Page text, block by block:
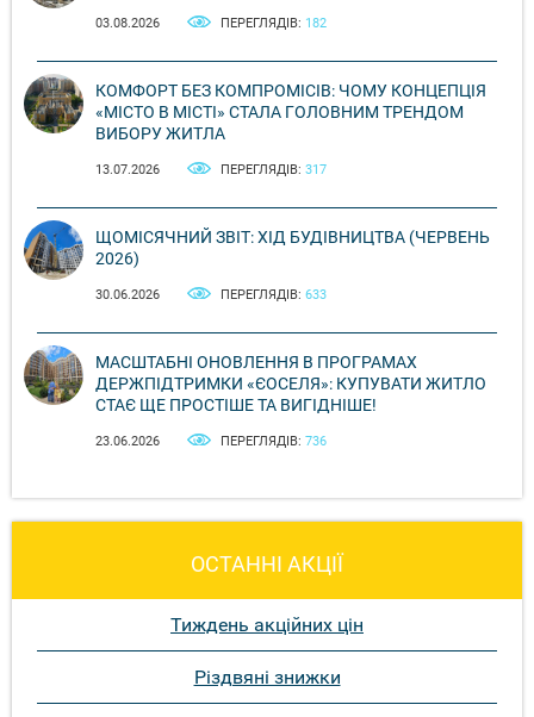
03.08.2026 ПЕРЕГЛЯДІВ: 182
КОМФОРТ БЕЗ КОМПРОМІСІВ: ЧОМУ КОНЦЕПЦІЯ
«МІСТО В МІСТІ» СТАЛА ГОЛОВНИМ ТРЕНДОМ
ВИБОРУ ЖИТЛА
13.07.2026 ПЕРЕГЛЯДІВ: 317
ЩОМІСЯЧНИЙ ЗВІТ: ХІД БУДІВНИЦТВА (ЧЕРВЕНЬ
2026)
30.06.2026 ПЕРЕГЛЯДІВ: 633
МАСШТАБНІ ОНОВЛЕННЯ В ПРОГРАМАХ
ДЕРЖПІДТРИМКИ «ЄОСЕЛЯ»: КУПУВАТИ ЖИТЛО
СТАЄ ЩЕ ПРОСТІШЕ ТА ВИГІДНІШЕ!
23.06.2026 ПЕРЕГЛЯДІВ: 736
ОСТАННІ АКЦІЇ
Тиждень акційних цін
Різдвяні знижки